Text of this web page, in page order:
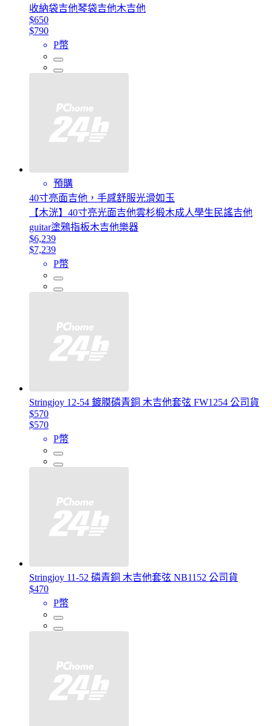
收納袋吉他琴袋吉他木吉他
$650
$790
P幣
預購
40寸亮面吉他，手感舒服光滑如玉
【木洸】40寸亮光面吉他雲杉椴木成人學生民謠吉他
guitar塗鴉指板木吉他樂器
$6,239
$7,239
P幣
Stringjoy 12-54 鍍膜磷青銅 木吉他套弦 FW1254 公司貨
$570
$570
P幣
Stringjoy 11-52 磷青銅 木吉他套弦 NB1152 公司貨
$470
P幣